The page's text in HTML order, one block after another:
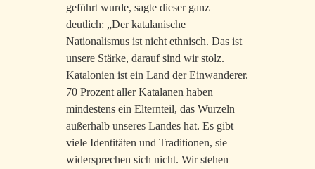
geführt wurde, sagte dieser ganz
deutlich: „Der katalanische
Nationalismus ist nicht ethnisch. Das ist
unsere Stärke, darauf sind wir stolz.
Katalonien ist ein Land der Einwanderer.
70 Prozent aller Katalanen haben
mindestens ein Elternteil, das Wurzeln
außerhalb unseres Landes hat. Es gibt
viele Identitäten und Traditionen, sie
widersprechen sich nicht. Wir stehen